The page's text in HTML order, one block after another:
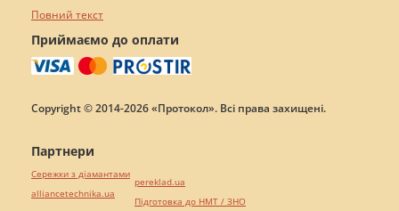
Повний текст
Приймаємо до оплати
Copyright © 2014-2026 «Протокол». Всі права захищені.
Партнери
Сережки з діамантами
alliancetechnika.ua
pereklad.ua
Підготовка до НМТ / ЗНО